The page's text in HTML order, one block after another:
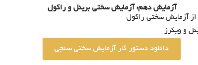
آزمایش دهم: آزمایش سختی برینل و راکول
از آزمایش سختی راکول
و ویکرز
دانلود دستور کار آزمایش سختی سنجی